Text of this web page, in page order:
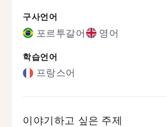
구사언어
포르투갈어 영어
학습언어
프랑스어
이야기하고 싶은 주제